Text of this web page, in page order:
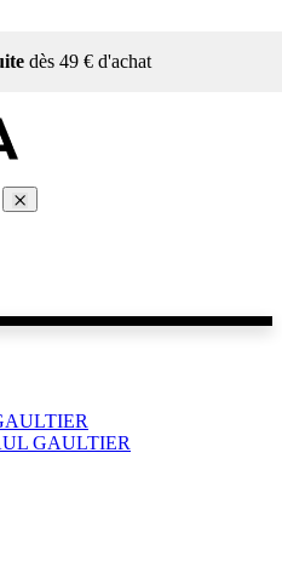
dès 49 € d'achat
GAULTIER